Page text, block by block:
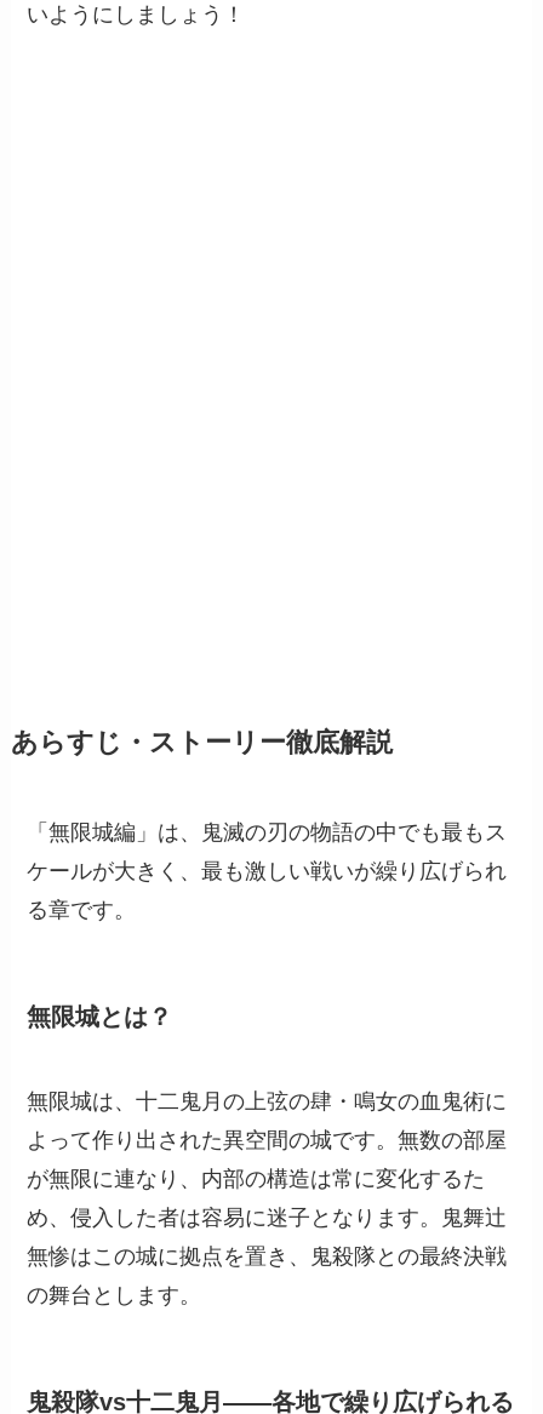
いようにしましょう！
あらすじ・ストーリー徹底解説
「無限城編」は、鬼滅の刃の物語の中でも最もス
ケールが大きく、最も激しい戦いが繰り広げられ
る章です。
無限城とは？
無限城は、十二鬼月の上弦の肆・鳴女の血鬼術に
よって作り出された異空間の城です。無数の部屋
が無限に連なり、内部の構造は常に変化するた
め、侵入した者は容易に迷子となります。鬼舞辻
無惨はこの城に拠点を置き、鬼殺隊との最終決戦
の舞台とします。
鬼殺隊vs十二鬼月――各地で繰り広げられる